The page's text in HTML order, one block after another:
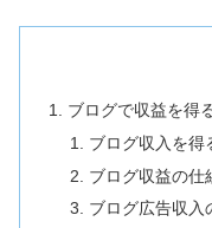
ブログで収益を得
ブログ収入を得
ブログ収益の仕
ブログ広告収入